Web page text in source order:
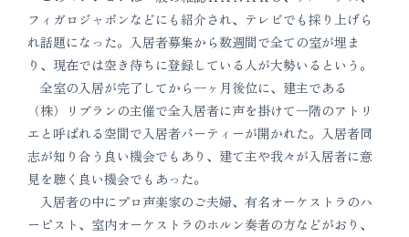
フィガロジャポンなどにも紹介され、テレビでも採り上げら
れ話題になった。入居者募集から数週間で全ての室が埋ま
り、現在では空き待ちに登録している人が大勢いるという。
全室の入居が完了してから一ヶ月後位に、建主である
（株）リブランの主催で全入居者に声を掛けて一階のアトリ
エと呼ばれる空間で入居者パーティーが開かれた。入居者同
志が知り合う良い機会でもあり、建て主や我々が入居者に意
見を聴く良い機会でもあった。
入居者の中にプロ声楽家のご夫婦、有名オーケストラのハ
ーピスト、室内オーケストラのホルン奏者の方などがおり、